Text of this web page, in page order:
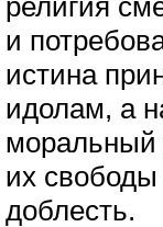
религия
и
истина
идолам, а
моральный
их свободы
доблесть.